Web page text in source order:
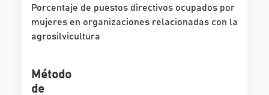
Porcentaje de puestos directivos ocupados por
mujeres en organizaciones relacionadas con la
agrosilvicultura
Método
de